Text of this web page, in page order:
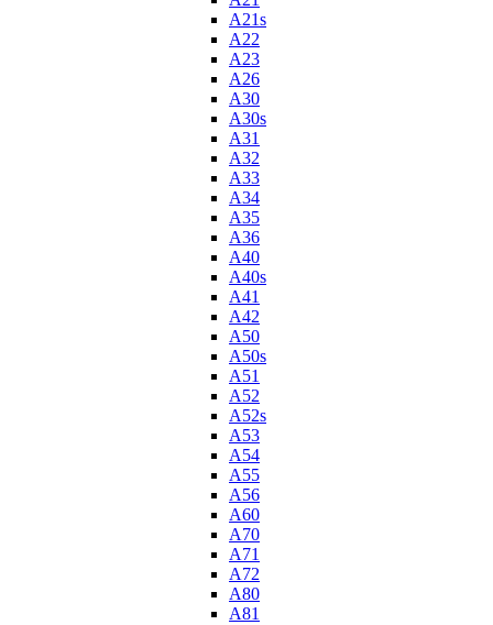
A21s
A22
A23
A26
A30
A30s
A31
A32
A33
A34
A35
A36
A40
A40s
A41
A42
A50
A50s
A51
A52
A52s
A53
A54
A55
A56
A60
A70
A71
A72
A80
A81